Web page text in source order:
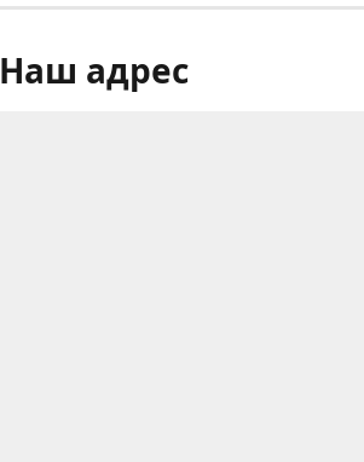
Наш адрес